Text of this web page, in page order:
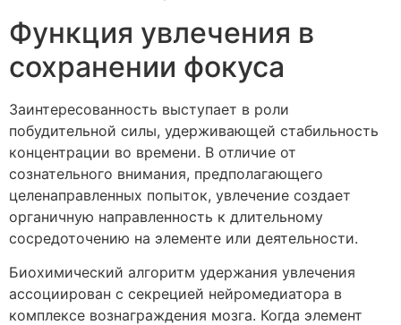
Функция увлечения в
сохранении фокуса
Заинтересованность выступает в роли
побудительной силы, удерживающей стабильность
концентрации во времени. В отличие от
сознательного внимания, предполагающего
целенаправленных попыток, увлечение создает
органичную направленность к длительному
сосредоточению на элементе или деятельности.
Биохимический алгоритм удержания увлечения
ассоциирован с секрецией нейромедиатора в
комплексе вознаграждения мозга. Когда элемент